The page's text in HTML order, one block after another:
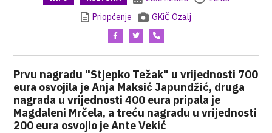
Priopćenje
GKiČ Ozalj
Prvu nagradu "Stjepko Težak" u vrijednosti 700
eura osvojila je Anja Maksić Japundžić, druga
nagrada u vrijednosti 400 eura pripala je
Magdaleni Mrčela, a treću nagradu u vrijednosti
200 eura osvojio je Ante Vekić